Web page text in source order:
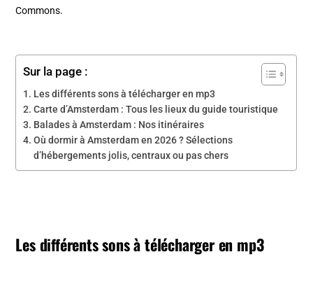
Commons.
Sur la page :
Les différents sons à télécharger en mp3
Carte d’Amsterdam : Tous les lieux du guide touristique
Balades à Amsterdam : Nos itinéraires
Où dormir à Amsterdam en 2026 ? Sélections
d’hébergements jolis, centraux ou pas chers
Les différents sons à télécharger en mp3